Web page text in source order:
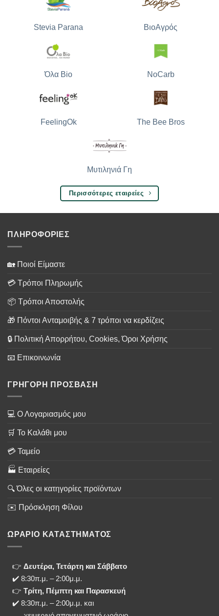
Stevia Parana ΒιοΑγρός
Όλα Bio NoCarb
FeelingOk The Bee Bros
Μυτιληνιά Γη
Περισσότερες εταιρείες
ΠΛΗΡΟΦΟΡΙΕΣ
🏡 Ποιοί Είμαστε
💳 Τρόποι Πληρωμής
📦 Τρόποι Αποστολής
🎁 Πόντοι Ανταμοιβής & 7 τρόποι να κερδίζεις
🔒 Πολιτική Απορρήτου, Cookies, Όροι Χρήσης
📧 Επικοινωνία
ΓΡΗΓΟΡΗ ΠΡΟΣΒΑΣΗ
💻 Ο Λογαριασμός μου
🛒 Το Καλάθι μου
💳 Ταμείο
🏭 Εταιρείες
🔍 Όλες οι κατηγορίες προϊόντων
✉️ Πρόσκληση Φίλου
ΩΡΑΡΙΟ ΚΑΤΑΣΤΗΜΑΤΟΣ
👉 Δευτέρα, Τετάρτη και Σάββατο
✔️ 8:30π.μ. – 2:00μ.μ.
👉 Τρίτη, Πέμπτη και Παρασκευή
✔️ 8:30π.μ. – 2:00μ.μ. και